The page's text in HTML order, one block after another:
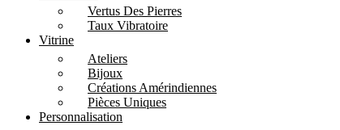
Vertus Des Pierres
Taux Vibratoire
Vitrine
Ateliers
Bijoux
Créations Amérindiennes
Pièces Uniques
Personnalisation